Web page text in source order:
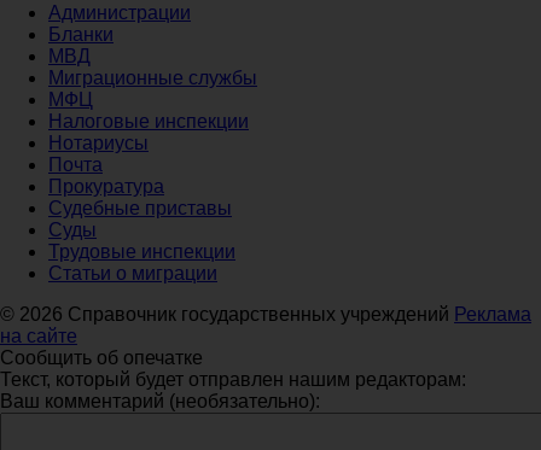
Администрации
Бланки
МВД
Миграционные службы
МФЦ
Налоговые инспекции
Нотариусы
Почта
Прокуратура
Судебные приставы
Суды
Трудовые инспекции
Статьи о миграции
© 2026 Справочник государственных учреждений Реклама
на сайте
Сообщить об опечатке
Текст, который будет отправлен нашим редакторам:
Ваш комментарий (необязательно):